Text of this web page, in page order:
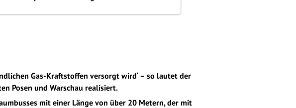
Gas-Kraftstoffen versorgt wird‘ – so lautet der
Posen und Warschau realisiert.
mit einer Länge von über 20 Metern, der mit